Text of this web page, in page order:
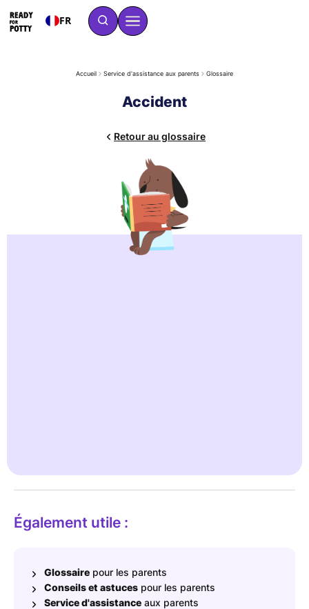
FR
Accueil Service d'assistance aux parents Glossaire
Accident
Retour au glossaire
Également utile :
Glossaire pour les parents
Conseils et astuces pour les parents
Service d'assistance aux parents